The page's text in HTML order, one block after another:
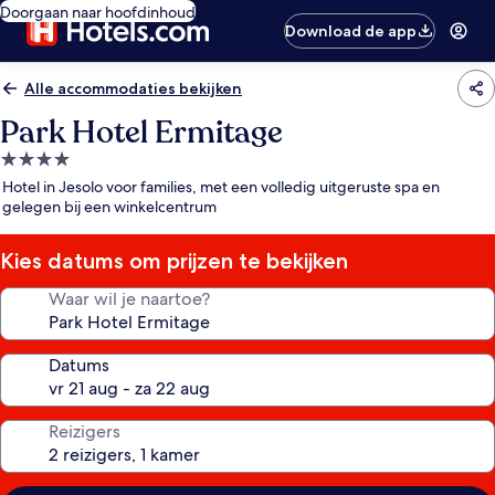
Doorgaan naar hoofdinhoud
Download de app
Alle accommodaties bekijken
Park Hotel Ermitage
4.0-
sterrenaccommodatie
Hotel in Jesolo voor families, met een volledig uitgeruste spa en
gelegen bij een winkelcentrum
Kies datums om prijzen te bekijken
Waar wil je naartoe?
Datums
Reizigers